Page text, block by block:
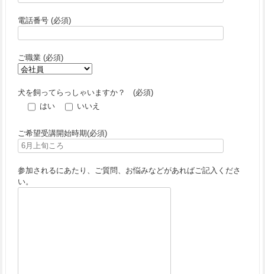
電話番号 (必須)
ご職業 (必須)
犬を飼ってらっしゃいますか？ (必須)
はい
いいえ
ご希望受講開始時期(必須)
参加されるにあたり、ご質問、お悩みなどがあればご記入くださ
い。